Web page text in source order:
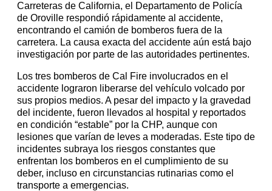
Carreteras de California, el Departamento de Policía
de Oroville respondió rápidamente al accidente,
encontrando el camión de bomberos fuera de la
carretera. La causa exacta del accidente aún está bajo
investigación por parte de las autoridades pertinentes.
Los tres bomberos de Cal Fire involucrados en el
accidente lograron liberarse del vehículo volcado por
sus propios medios. A pesar del impacto y la gravedad
del incidente, fueron llevados al hospital y reportados
en condición “estable” por la CHP, aunque con
lesiones que varían de leves a moderadas. Este tipo de
incidentes subraya los riesgos constantes que
enfrentan los bomberos en el cumplimiento de su
deber, incluso en circunstancias rutinarias como el
transporte a emergencias.